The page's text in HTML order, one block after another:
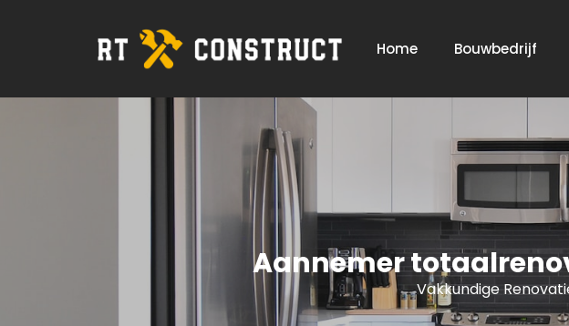
Home Bouwbedrijf
Aannemer
Vakkundige